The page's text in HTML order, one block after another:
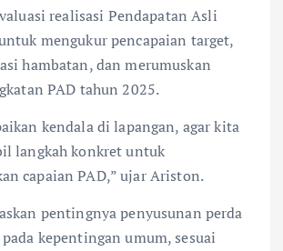
realisasi Pendapatan Asli
mengukur pencapaian target,
hambatan, dan merumuskan
PAD tahun 2025.
kendala di lapangan, agar kita
langkah konkret untuk
capaian PAD,” ujar Ariston.
pentingnya penyusunan perda
kepentingan umum, sesuai